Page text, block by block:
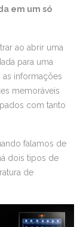
em um só
ao abrir uma
para uma
as informações
memoráveis
com tanto
falamos de
dois tipos de
de